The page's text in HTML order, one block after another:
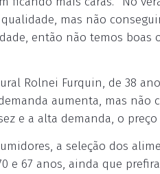
mas não
então não temos boas
Rolnei Furquin, de 38
aumenta, mas
e a alta demanda, o
a seleção dos
e 67 anos, ainda que